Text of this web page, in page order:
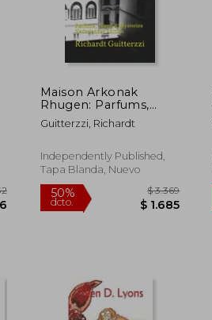
$ 2.147
$ 1.073
50%
dcto.
Maison Arkonak
Rhugen: Parfums,
Aliens & Mysteries
Nederlander Edition
Guitterzzi, Richardt
Independently Published,
Tapa Blanda, Nuevo